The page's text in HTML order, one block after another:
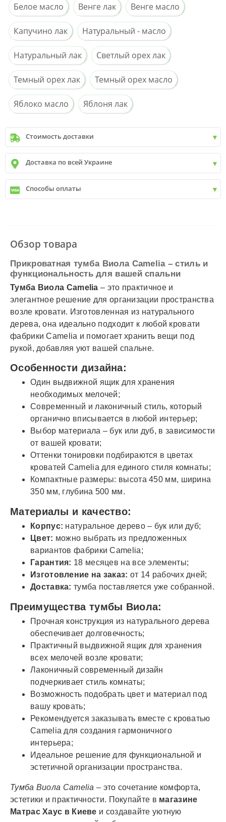
Белое масло Венге лак Венге масло
Капучино лак Натуральный - масло
Натуральный лак Светлый орех лак
Темный орех лак Темный орех масло
Яблоко масло Яблоня лак
Стоимость доставки
Киевдо9999 грн. -400 грн.
Киевот9999 грн - БЕСПЛАТНО
Киев пригород +30 грн\км
Доставка по всей Украине
✓Новая почта
✓Деливери
✓Автолюкс
Способы оплаты
✓ Подробнее
Обзор товара
Прикроватная тумба Виола Camelia – стиль и
функциональность для вашей спальни
Тумба Виола Camelia – это практичное и
элегантное решение для организации пространства
возле кровати. Изготовленная из натурального
дерева, она идеально подходит к любой кровати
фабрики Camelia и помогает хранить вещи под
рукой, добавляя уют вашей спальне.
Особенности дизайна:
Один выдвижной ящик для хранения
необходимых мелочей;
Современный и лаконичный стиль, который
органично вписывается в любой интерьер;
Выбор материала – бук или дуб, в зависимости
от вашей кровати;
Оттенки тонировки подбираются в цветах
кроватей Camelia для единого стиля комнаты;
Компактные размеры: высота 450 мм, ширина
350 мм, глубина 500 мм.
Материалы и качество:
Корпус: натуральное дерево – бук или дуб;
Цвет: можно выбрать из предложенных
вариантов фабрики Camelia;
Гарантия: 18 месяцев на все элементы;
Изготовление на заказ: от 14 рабочих дней;
Доставка: тумба поставляется уже собранной.
Преимущества тумбы Виола:
Прочная конструкция из натурального дерева
обеспечивает долговечность;
Практичный выдвижной ящик для хранения
всех мелочей возле кровати;
Лаконичный современный дизайн
подчеркивает стиль комнаты;
Возможность подобрать цвет и материал под
вашу кровать;
Рекомендуется заказывать вместе с кроватью
Camelia для создания гармоничного
интерьера;
Идеальное решение для функциональной и
эстетичной организации пространства.
Тумба Виола Camelia – это сочетание комфорта,
эстетики и практичности. Покупайте в магазине
Матрас Хаус в Киеве и создавайте уютную